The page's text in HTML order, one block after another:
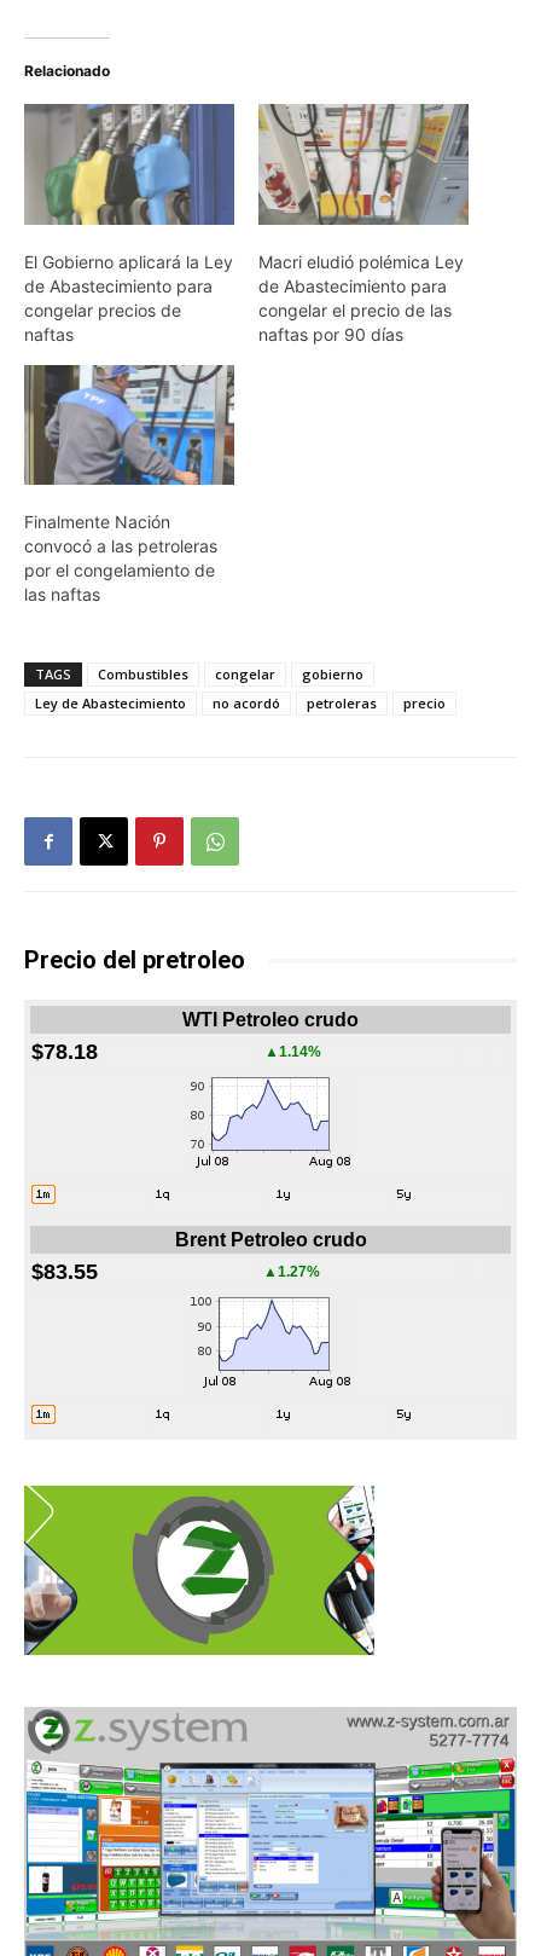
Relacionado
El Gobierno aplicará la Ley
de Abastecimiento para
congelar precios de
naftas
Macri eludió polémica Ley
de Abastecimiento para
congelar el precio de las
naftas por 90 días
Finalmente Nación
convocó a las petroleras
por el congelamiento de
las naftas
TAGS Combustibles congelar
gobierno
Ley de Abastecimiento
no acordó petroleras precio
Precio del pretroleo
WTI Petroleo crudo
$78.18 ▲1.14%
Brent Petroleo crudo
$83.55 ▲1.27%